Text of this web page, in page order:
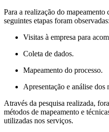
Para a realização do mapeamento
seguintes etapas foram observadas:
Visitas à empresa para
Coleta de dados.
Mapeamento do processo.
Apresentação e análise dos
Através da pesquisa realizada,
métodos de mapeamento e
utilizadas nos serviços.